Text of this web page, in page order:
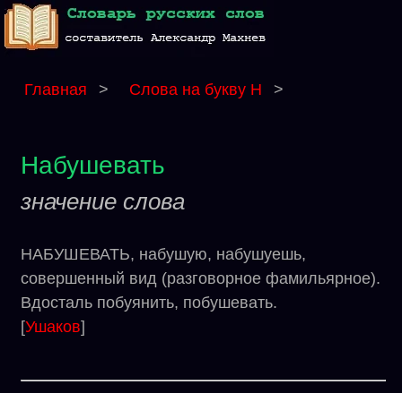
Главная > Слова на букву Н >
Набушевать
значение слова
НАБУШЕВАТЬ, набушую, набушуешь,
совершенный вид (разговорное фамильярное).
Вдосталь побуянить, побушевать.
[Ушаков]